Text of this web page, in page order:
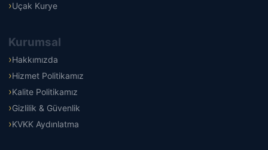
Uçak Kurye
Kurumsal
Hakkımızda
Hizmet Politikamız
Kalite Politikamız
Gizlilik & Güvenlik
KVKK Aydınlatma